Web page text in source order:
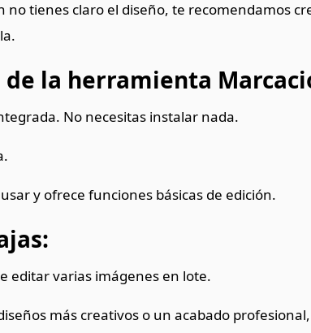
no tienes claro el diseño, te recomendamos
de la herramienta
No necesitas instalar nada.
usar y ofrece funciones básicas de edición.
editar varias imágenes en lote.
más creativos o un acabado